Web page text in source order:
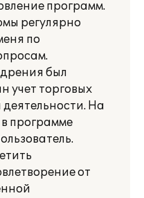
программ.
регулярно
по
был
учет торговых
На
программе
от